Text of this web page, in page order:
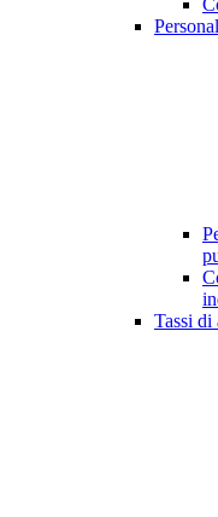
Tassi di